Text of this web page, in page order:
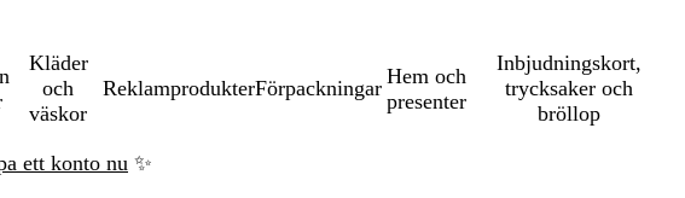
Kläder
och
väskor
ReklamprodukterFörpackningar
Hem och
presenter
Inbjudningskort,
trycksaker och
bröllop
ett konto nu ✨